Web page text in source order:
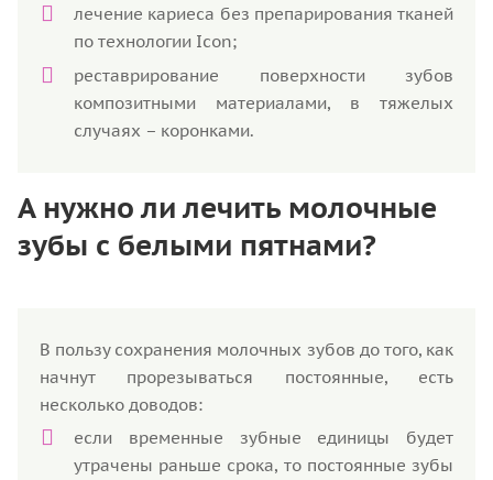
лечение кариеса без препарирования тканей
по технологии Icon;
реставрирование поверхности зубов
композитными материалами, в тяжелых
случаях – коронками.
А нужно ли лечить молочные
зубы с белыми пятнами?
В пользу сохранения молочных зубов до того, как
начнут прорезываться постоянные, есть
несколько доводов:
если временные зубные единицы будет
утрачены раньше срока, то постоянные зубы